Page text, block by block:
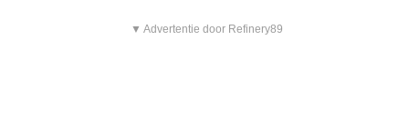
▼ Advertentie door Refinery89